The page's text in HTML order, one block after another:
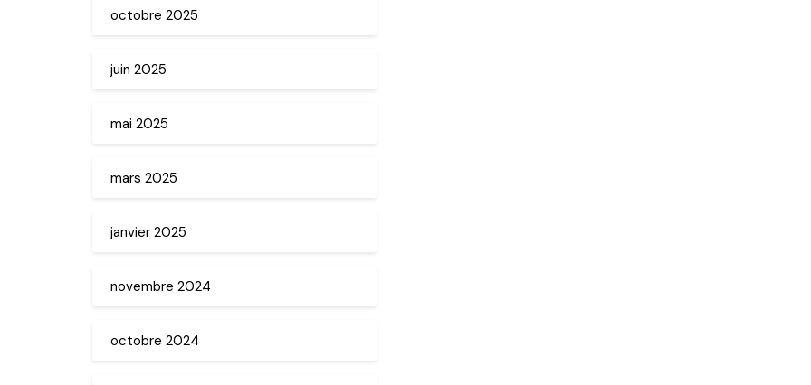
octobre 2025
juin 2025
mai 2025
mars 2025
janvier 2025
novembre 2024
octobre 2024